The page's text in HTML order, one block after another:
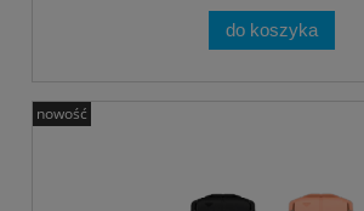
do koszyka
nowość